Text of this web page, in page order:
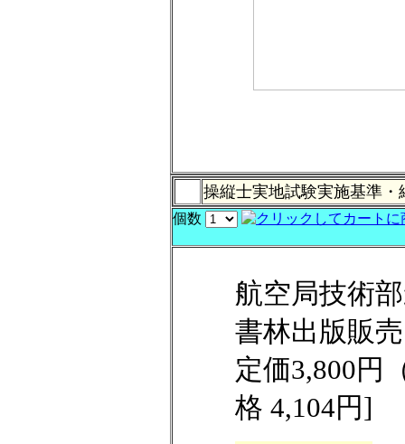
操縦士実地試験実施基準・
個数
航空局技術
書林出版販売
定価3,800円
格 4,104円]